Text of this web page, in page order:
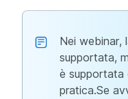
Nei webinar,
supportata,
è supportata
pratica.Se